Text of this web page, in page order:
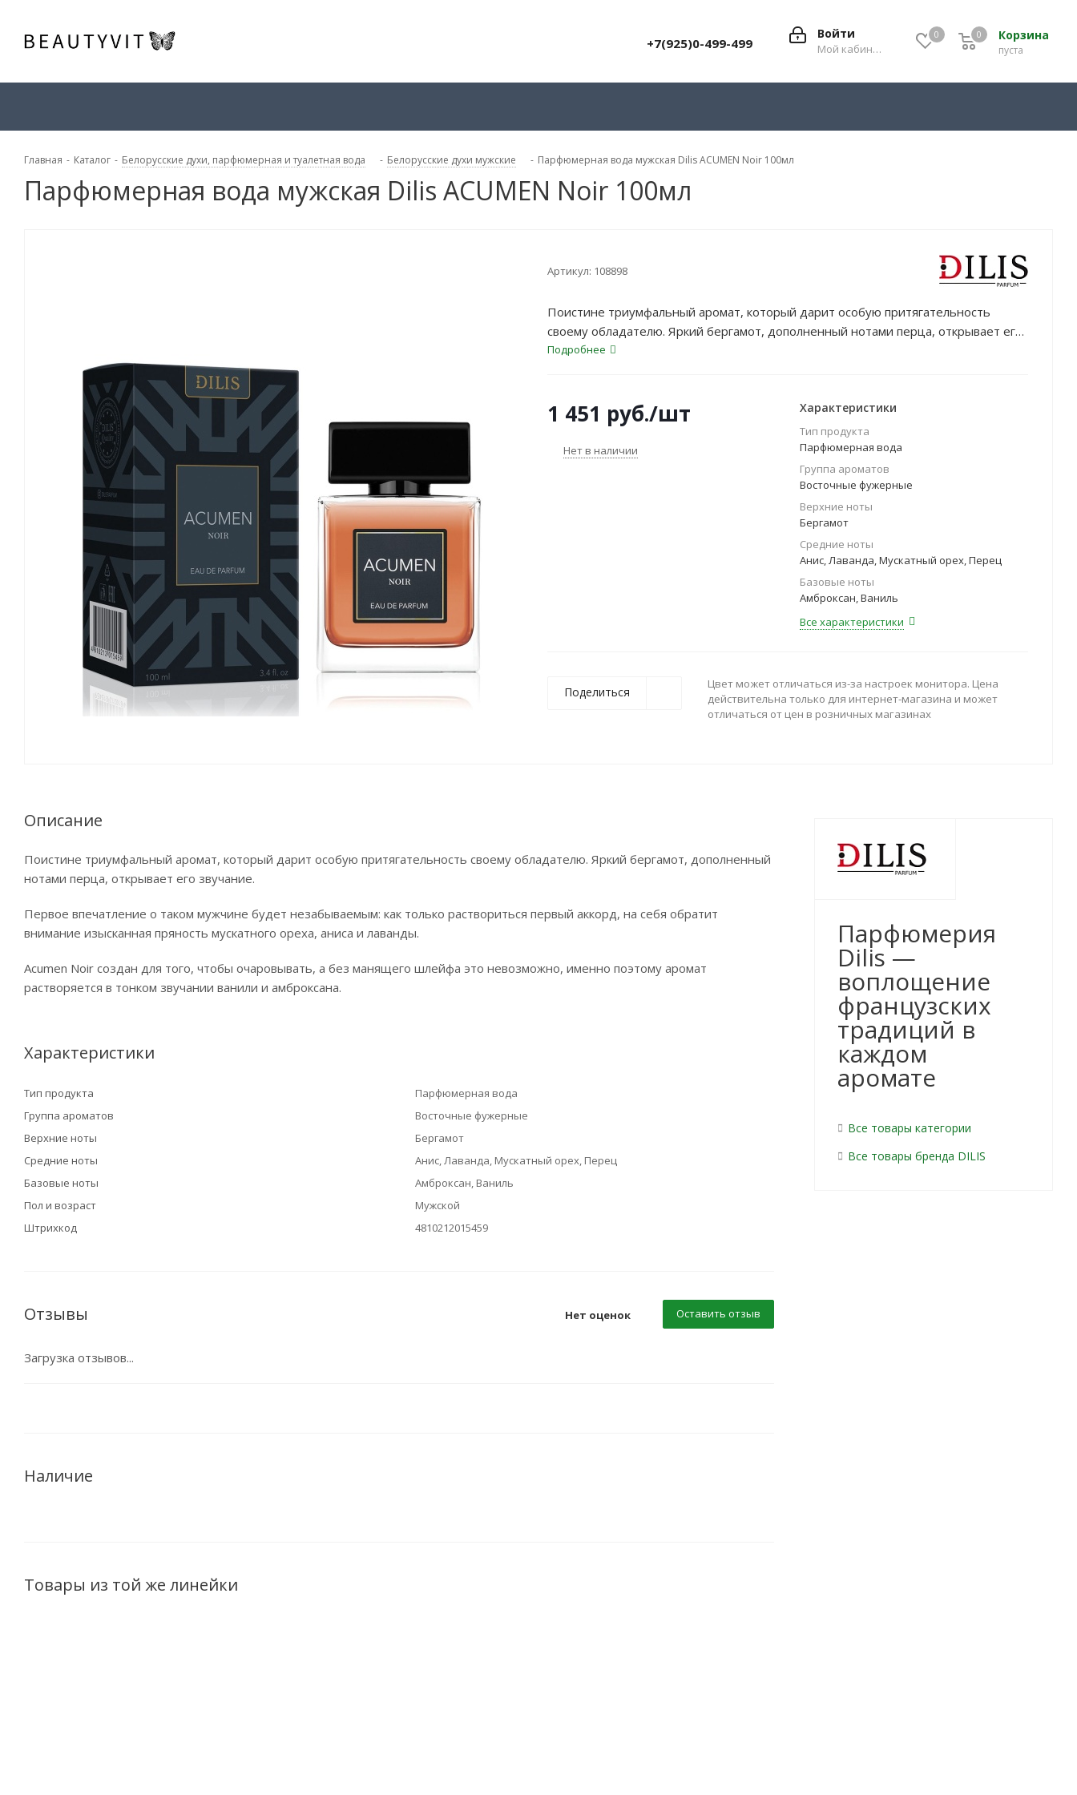
0 Корзина
0
пуста
0
Войти
Мой кабинет
+7(925)0-499-499
Главная - Каталог - Белорусские духи, парфюмерная и туалетная вода - Белорусские духи мужские - Парфюмерная вода мужская Dilis ACUMEN Noir 100мл
Парфюмерная вода мужская Dilis ACUMEN Noir 100мл
Артикул: 108898
Поистине триумфальный аромат, который дарит особую притягательность
своему обладателю. Яркий бергамот, дополненный нотами перца, открывает его
звучание.
Подробнее
1 451 руб./шт
Нет в наличии
Характеристики
Тип продукта
Парфюмерная вода
Группа ароматов
Восточные фужерные
Верхние ноты
Бергамот
Средние ноты
Анис, Лаванда, Мускатный орех, Перец
Базовые ноты
Амброксан, Ваниль
Все характеристики
Поделиться
Цвет может отличаться из-за настроек монитора. Цена
действительна только для интернет-магазина и может
отличаться от цен в розничных магазинах
Описание
Поистине триумфальный аромат, который дарит особую притягательность своему обладателю. Яркий бергамот, дополненный
нотами перца, открывает его звучание.
Первое впечатление о таком мужчине будет незабываемым: как только раствориться первый аккорд, на себя обратит
внимание изысканная пряность мускатного ореха, аниса и лаванды.
Acumen Noir создан для того, чтобы очаровывать, а без манящего шлейфа это невозможно, именно поэтому аромат
растворяется в тонком звучании ванили и амброксана.
Характеристики
Тип продукта
Парфюмерная вода
Группа ароматов
Восточные фужерные
Верхние ноты
Бергамот
Средние ноты
Анис, Лаванда, Мускатный орех, Перец
Базовые ноты
Амброксан, Ваниль
Пол и возраст
Мужской
Штрихкод
4810212015459
Отзывы Нет оценок Оставить отзыв
Загрузка отзывов...
Наличие
Товары из той же линейки
Парфюмерия
Dilis —
воплощение
французских
традиций в
каждом
аромате
Все товары категории
Все товары бренда DILIS